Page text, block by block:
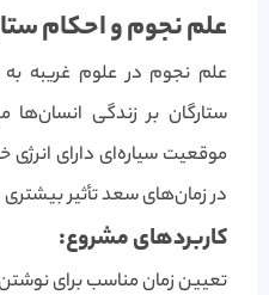
علم نجوم و احکام
علم نجوم در علوم غریبه به
ستارگان بر زندگی
موقعیت سیاره‌ای دارای
در زمان‌های سعد تأثیر بیشتری
کاربردهای مشروع:
تعیین زمان مناسب برای